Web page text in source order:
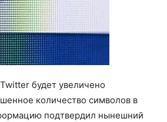
будет увеличено
количество символов в
подтвердил нынешний